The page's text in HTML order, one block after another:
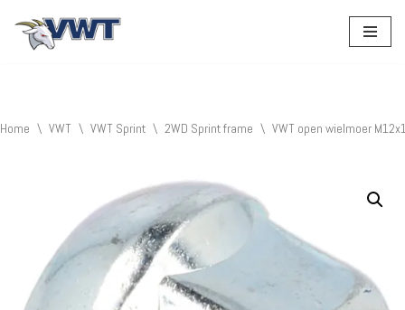
Home \ VWT \ VWT Sprint \ 2WD Sprint frame \ VWT open wielmoer